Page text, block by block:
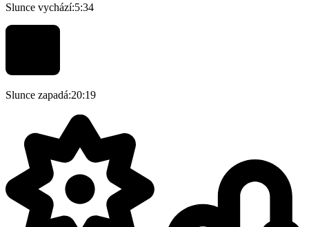
Slunce vychází:5:34
Slunce zapadá:20:19